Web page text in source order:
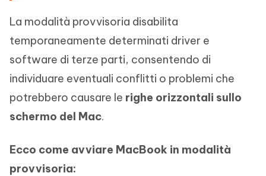
La modalità provvisoria disabilita
temporaneamente determinati driver e
software di terze parti, consentendo di
individuare eventuali conflitti o problemi che
potrebbero causare le righe orizzontali sullo
schermo del Mac.
Ecco come avviare MacBook in modalità
provvisoria: